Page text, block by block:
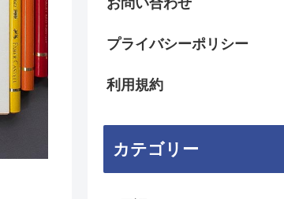
プライバシーポリシー
利用規約
カテゴリー